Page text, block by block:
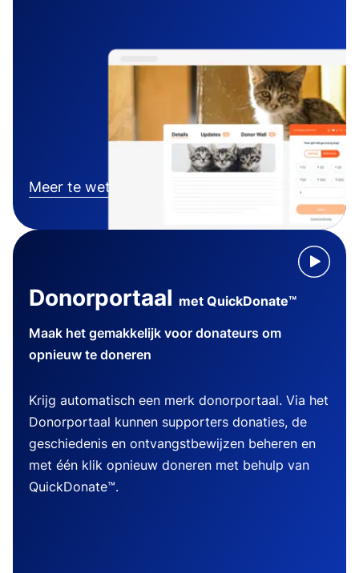
Meer te weten komen
Donorportaal met QuickDonate™
Maak het gemakkelijk voor donateurs om
opnieuw te doneren
Krijg automatisch een merk donorportaal. Via het
Donorportaal kunnen supporters donaties, de
geschiedenis en ontvangstbewijzen beheren en
met één klik opnieuw doneren met behulp van
QuickDonate™.